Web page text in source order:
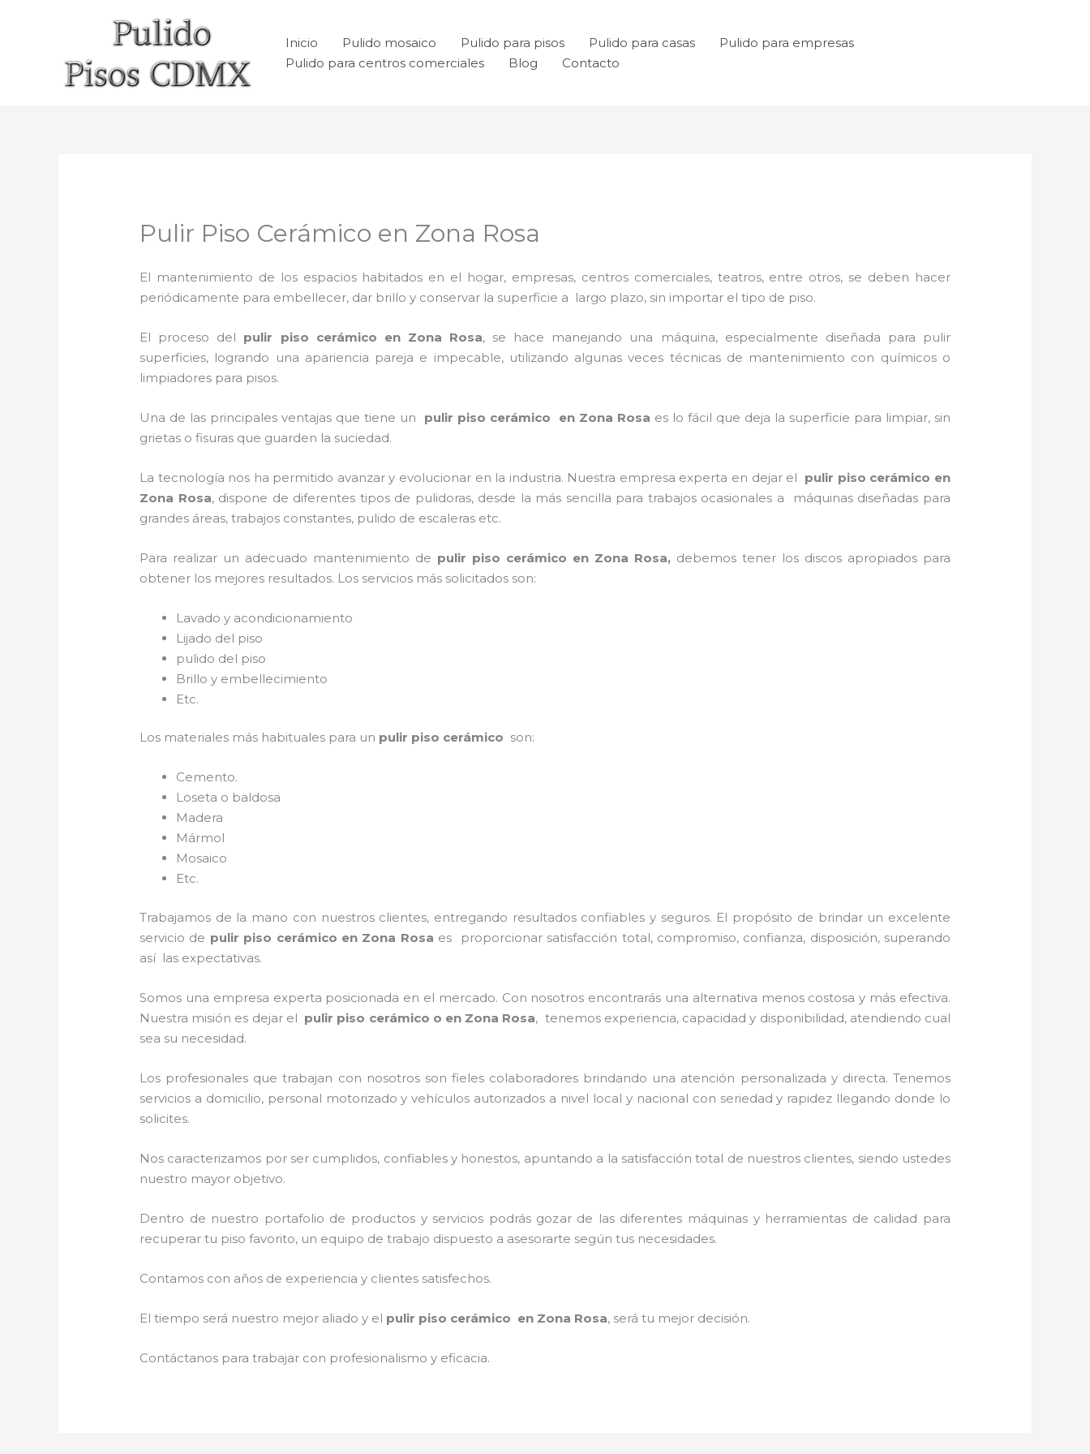
Inicio Pulido mosaico Pulido para pisos Pulido para casas
Pulido para empresas
Pulido para centros comerciales
Blog Contacto
Pulir Piso Cerámico en Zona Rosa
El mantenimiento de los espacios habitados en el hogar, empresas, centros comerciales, teatros, entre otros, se deben hacer
periódicamente para embellecer, dar brillo y conservar la superficie a largo plazo, sin importar el tipo de piso.
El proceso del pulir piso cerámico en Zona Rosa, se hace manejando una máquina, especialmente diseñada para pulir
superficies, logrando una apariencia pareja e impecable, utilizando algunas veces técnicas de mantenimiento con químicos o
limpiadores para pisos.
Una de las principales ventajas que tiene un pulir piso cerámico en Zona Rosa es lo fácil que deja la superficie para limpiar, sin
grietas o fisuras que guarden la suciedad.
La tecnología nos ha permitido avanzar y evolucionar en la industria. Nuestra empresa experta en dejar el pulir piso cerámico en
Zona Rosa, dispone de diferentes tipos de pulidoras, desde la más sencilla para trabajos ocasionales a máquinas diseñadas para
grandes áreas, trabajos constantes, pulido de escaleras etc.
Para realizar un adecuado mantenimiento de pulir piso cerámico en Zona Rosa, debemos tener los discos apropiados para
obtener los mejores resultados. Los servicios más solicitados son:
Lavado y acondicionamiento
Lijado del piso
pulido del piso
Brillo y embellecimiento
Etc.
Los materiales más habituales para un pulir piso cerámico son:
Cemento.
Loseta o baldosa
Madera
Mármol
Mosaico
Etc.
Trabajamos de la mano con nuestros clientes, entregando resultados confiables y seguros. El propósito de brindar un excelente
servicio de pulir piso cerámico en Zona Rosa es proporcionar satisfacción total, compromiso, confianza, disposición, superando
así las expectativas.
Somos una empresa experta posicionada en el mercado. Con nosotros encontrarás una alternativa menos costosa y más efectiva.
Nuestra misión es dejar el pulir piso cerámico o en Zona Rosa, tenemos experiencia, capacidad y disponibilidad, atendiendo cual
sea su necesidad.
Los profesionales que trabajan con nosotros son fieles colaboradores brindando una atención personalizada y directa. Tenemos
servicios a domicilio, personal motorizado y vehículos autorizados a nivel local y nacional con seriedad y rapidez llegando donde lo
solicites.
Nos caracterizamos por ser cumplidos, confiables y honestos, apuntando a la satisfacción total de nuestros clientes, siendo ustedes
nuestro mayor objetivo.
Dentro de nuestro portafolio de productos y servicios podrás gozar de las diferentes máquinas y herramientas de calidad para
recuperar tu piso favorito, un equipo de trabajo dispuesto a asesorarte según tus necesidades.
Contamos con años de experiencia y clientes satisfechos.
El tiempo será nuestro mejor aliado y el pulir piso cerámico en Zona Rosa, será tu mejor decisión.
Contáctanos para trabajar con profesionalismo y eficacia.